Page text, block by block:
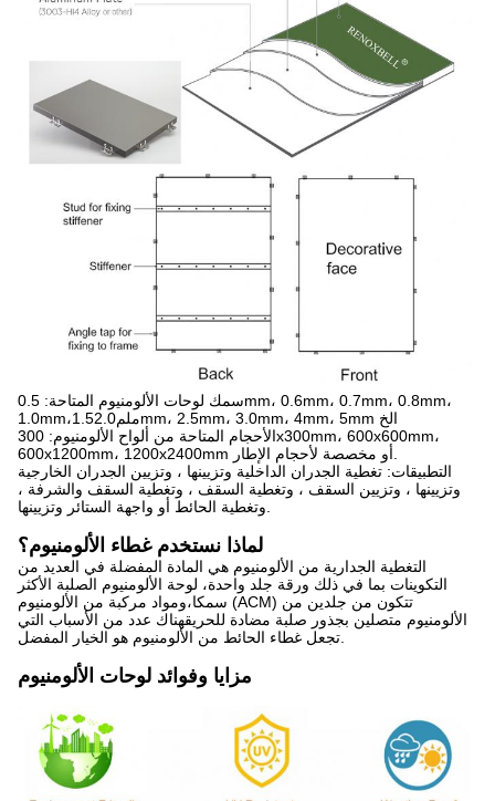
سمك لوحات الألومنيوم المتاحة: 0.5mm، 0.6mm، 0.7mm، 0.8mm،
1.0mm،1.5ملم2.0mm، 2.5mm، 3.0mm، 4mm، 5mm الخ
الأحجام المتاحة من ألواح الألومنيوم: 300x300mm، 600x600mm،
التطبيقات: تغطية الجدران الداخلية وتزيينها ، وتزيين الجدران الخارجية
وتزيينها ، وتزيين السقف ، وتغطية السقف ، وتغطية السقف والشرفة ،
لماذا نستخدم غطاء الألومنيوم؟
التغطية الجدارية من الألومنيوم هي المادة المفضلة في العديد من
التكوينات بما في ذلك ورقة جلد واحدة، لوحة الألومنيوم الصلبة الأكثر
سمكا،ومواد مركبة من الألومنيوم (ACM) تتكون من جلدين من
الألومنيوم متصلين بجذور صلبة مضادة للحريقهناك عدد من الأسباب التي
مزايا وفوائد لوحات الألومنيوم